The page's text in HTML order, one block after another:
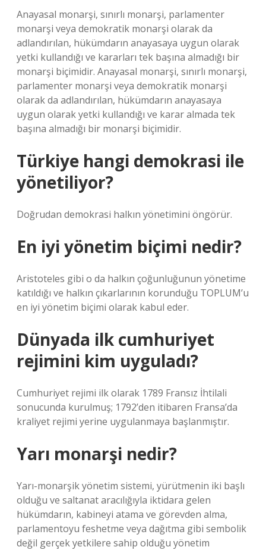
Anayasal monarşi, sınırlı monarşi, parlamenter
monarşi veya demokratik monarşi olarak da
adlandırılan, hükümdarın anayasaya uygun olarak
yetki kullandığı ve kararları tek başına almadığı bir
monarşi biçimidir. Anayasal monarşi, sınırlı monarşi,
parlamenter monarşi veya demokratik monarşi
olarak da adlandırılan, hükümdarın anayasaya
uygun olarak yetki kullandığı ve karar almada tek
başına almadığı bir monarşi biçimidir.
Türkiye hangi demokrasi ile
yönetiliyor?
Doğrudan demokrasi halkın yönetimini öngörür.
En iyi yönetim biçimi nedir?
Aristoteles gibi o da halkın çoğunluğunun yönetime
katıldığı ve halkın çıkarlarının korunduğu TOPLUM’u
en iyi yönetim biçimi olarak kabul eder.
Dünyada ilk cumhuriyet
rejimini kim uyguladı?
Cumhuriyet rejimi ilk olarak 1789 Fransız İhtilali
sonucunda kurulmuş; 1792’den itibaren Fransa’da
kraliyet rejimi yerine uygulanmaya başlanmıştır.
Yarı monarşi nedir?
Yarı-monarşik yönetim sistemi, yürütmenin iki başlı
olduğu ve saltanat aracılığıyla iktidara gelen
hükümdarın, kabineyi atama ve görevden alma,
parlamentoyu feshetme veya dağıtma gibi sembolik
değil gerçek yetkilere sahip olduğu yönetim